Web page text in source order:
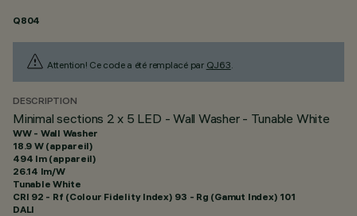
Q804
Attention! Ce code a été remplacé par QJ63.
DESCRIPTION
Minimal sections 2 x 5 LED - Wall Washer - Tunable White
WW - Wall Washer
18.9 W (appareil)
494 lm (appareil)
26.14 lm/W
Tunable White
CRI 92 - Rf (Colour Fidelity Index) 93 - Rg (Gamut Index) 101
DALI